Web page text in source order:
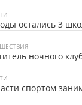
остались 3
ночного
спортом